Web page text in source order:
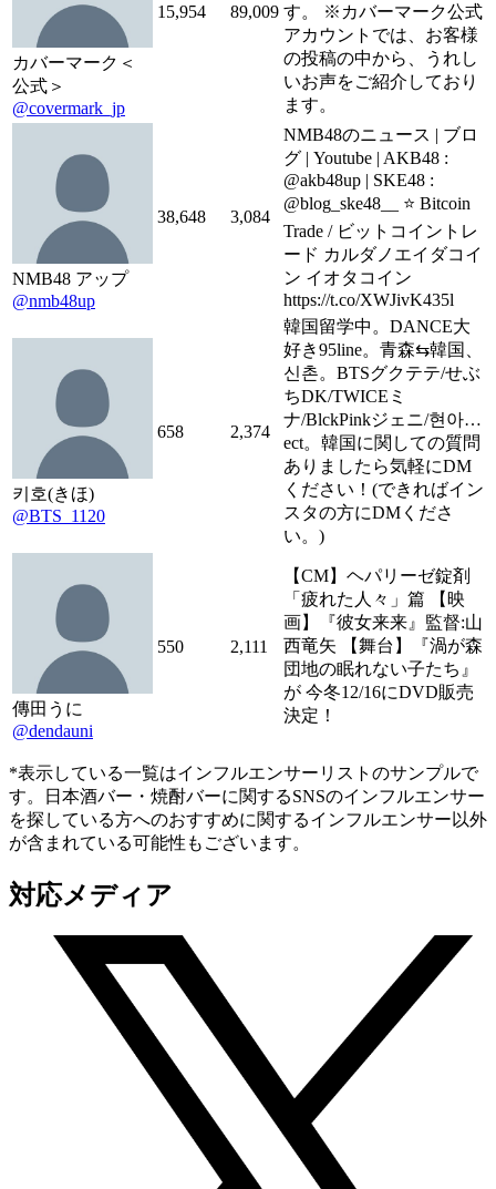
カバーマーク＜
公式＞
@covermark_jp
15,954 89,009 す。 ※カバーマーク公式
アカウントでは、お客様
の投稿の中から、うれし
いお声をご紹介しており
ます。
NMB48 アップ
@nmb48up
38,648 3,084
NMB48のニュース | ブロ
グ | Youtube | AKB48 :
@akb48up | SKE48 :
@blog_ske48__ ⭐️ Bitcoin
Trade / ビットコイントレ
ード カルダノエイダコイ
ン イオタコイン
https://t.co/XWJivK435l
키호(きほ)
@BTS_1120
658 2,374
韓国留学中。DANCE大
好き95line。青森⇆韓国、
신촌。BTSグクテテ/せぶ
ちDK/TWICEミ
ナ/BlckPinkジェニ/현아…
ect。韓国に関しての質問
ありましたら気軽にDM
ください！(できればイン
スタの方にDMくださ
い。)
傳田うに
@dendauni
550 2,111
【CM】ヘパリーゼ錠剤
「疲れた人々」篇 【映
画】『彼女来来』監督:山
西竜矢 【舞台】『渦が森
団地の眠れない子たち』
が 今冬12/16にDVD販売
決定！
*表示している一覧はインフルエンサーリストのサンプルで
す。日本酒バー・焼酎バーに関するSNSのインフルエンサー
を探している方へのおすすめに関するインフルエンサー以外
が含まれている可能性もございます。
対応メディア